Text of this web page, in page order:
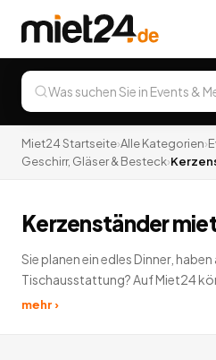
Miet24 Startseite›Alle Kategorien›
Geschirr, Gläser & Besteck›
Kerzenständer
Sie planen ein edles Dinner,
Tischausstattung? Auf Miet24
und Besteck mieten. Ihrem
mehr ›